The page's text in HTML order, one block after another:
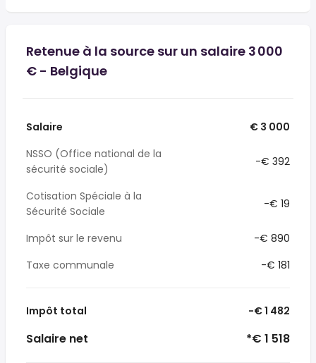
Retenue à la source sur un salaire 3 000
€ - Belgique
Salaire
€ 3 000
NSSO (Office national de la
sécurité sociale)
-€ 392
Cotisation Spéciale à la
Sécurité Sociale
-€ 19
Impôt sur le revenu
-€ 890
Taxe communale
-€ 181
Impôt total -€ 1 482
Salaire net *€ 1 518